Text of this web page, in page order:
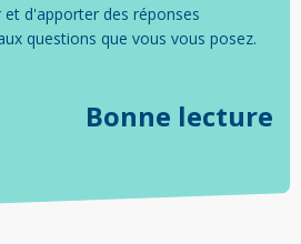
d'apporter des réponses
questions que vous vous posez.
Bonne lecture